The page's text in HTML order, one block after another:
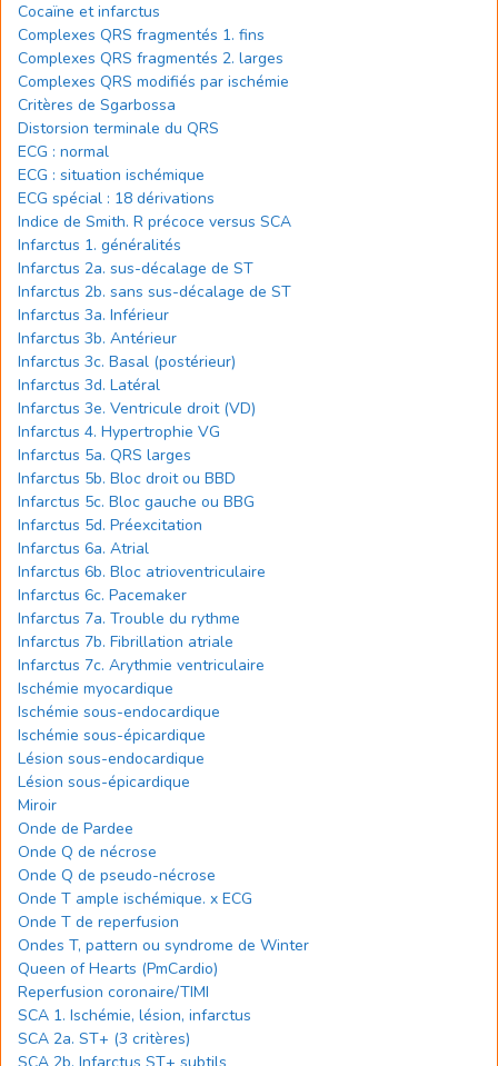
Cocaïne et infarctus
Complexes QRS fragmentés 1. fins
Complexes QRS fragmentés 2. larges
Complexes QRS modifiés par ischémie
Critères de Sgarbossa
Distorsion terminale du QRS
ECG : normal
ECG : situation ischémique
ECG spécial : 18 dérivations
Indice de Smith. R précoce versus SCA
Infarctus 1. généralités
Infarctus 2a. sus-décalage de ST
Infarctus 2b. sans sus-décalage de ST
Infarctus 3a. Inférieur
Infarctus 3b. Antérieur
Infarctus 3c. Basal (postérieur)
Infarctus 3d. Latéral
Infarctus 3e. Ventricule droit (VD)
Infarctus 4. Hypertrophie VG
Infarctus 5a. QRS larges
Infarctus 5b. Bloc droit ou BBD
Infarctus 5c. Bloc gauche ou BBG
Infarctus 5d. Préexcitation
Infarctus 6a. Atrial
Infarctus 6b. Bloc atrioventriculaire
Infarctus 6c. Pacemaker
Infarctus 7a. Trouble du rythme
Infarctus 7b. Fibrillation atriale
Infarctus 7c. Arythmie ventriculaire
Ischémie myocardique
Ischémie sous-endocardique
Ischémie sous-épicardique
Lésion sous-endocardique
Lésion sous-épicardique
Miroir
Onde de Pardee
Onde Q de nécrose
Onde Q de pseudo-nécrose
Onde T ample ischémique. x ECG
Onde T de reperfusion
Ondes T, pattern ou syndrome de Winter
Queen of Hearts (PmCardio)
Reperfusion coronaire/TIMI
SCA 1. Ischémie, lésion, infarctus
SCA 2a. ST+ (3 critères)